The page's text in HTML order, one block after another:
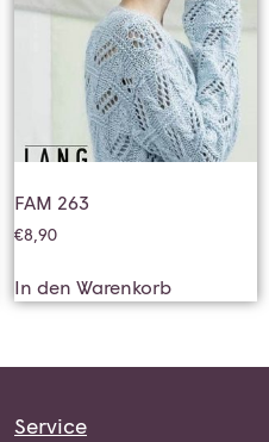
FAM 263
€8,90
In den Warenkorb
Service